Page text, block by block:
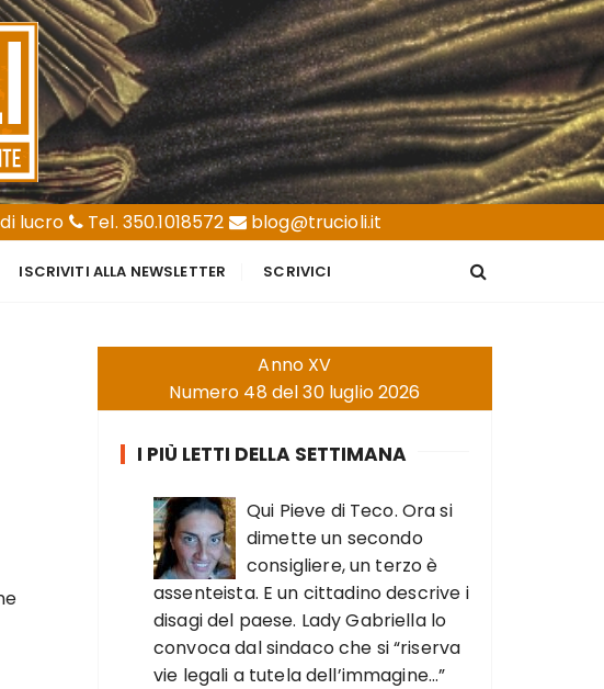
lucro
Tel. 350.1018572 blog@trucioli.it
ISCRIVITI ALLA NEWSLETTER SCRIVICI
Anno XV
Numero 48 del 30 luglio 2026
I PIÙ LETTI DELLA SETTIMANA
Qui Pieve di Teco. Ora si
dimette un secondo
consigliere, un terzo è
assenteista. E un cittadino descrive i
disagi del paese. Lady Gabriella lo
convoca dal sindaco che si “riserva
vie legali a tutela dell’immagine…”